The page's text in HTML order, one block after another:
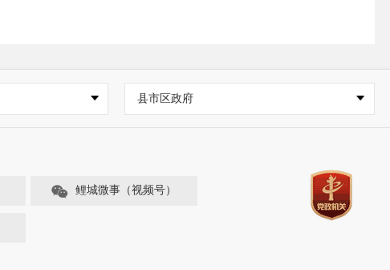
县市区政府
鲤城微事（视频号）